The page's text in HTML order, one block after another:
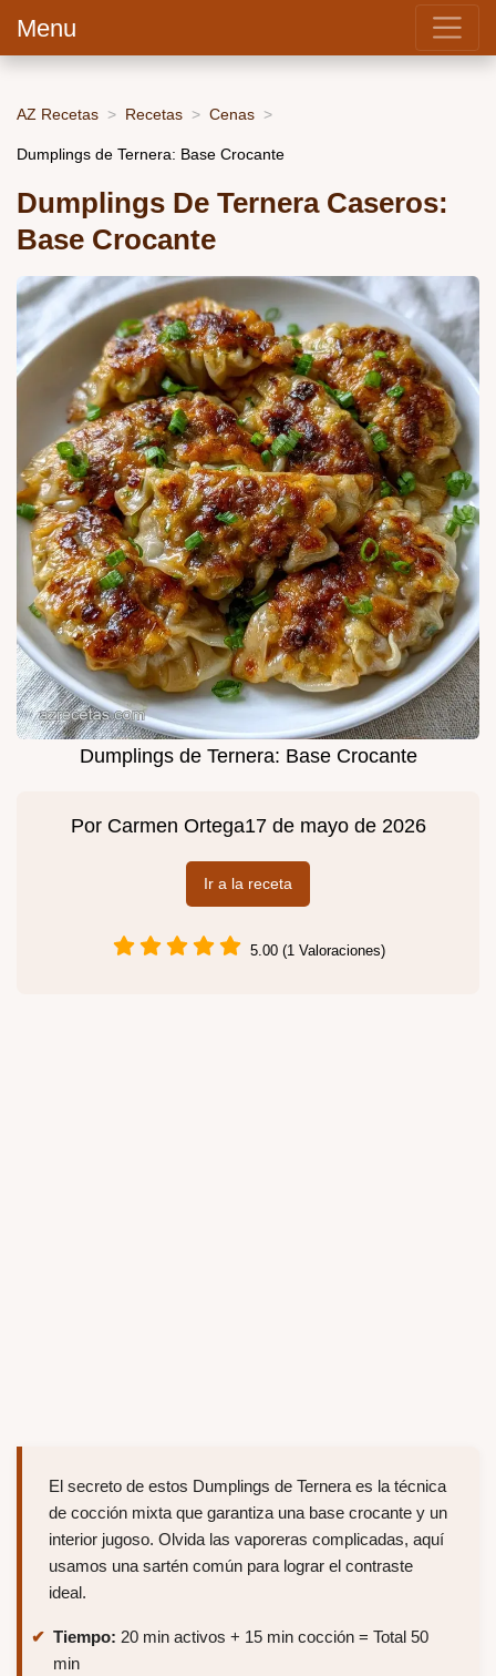
Menu
AZ Recetas Recetas Cenas
Dumplings de Ternera: Base Crocante
Dumplings De Ternera Caseros:
Base Crocante
Dumplings de Ternera: Base Crocante
Por Carmen Ortega17 de mayo de 2026
Ir a la receta
5.00 (1 Valoraciones)
El secreto de estos Dumplings de Ternera es la técnica
de cocción mixta que garantiza una base crocante y un
interior jugoso. Olvida las vaporeras complicadas, aquí
usamos una sartén común para lograr el contraste
ideal.
Tiempo: 20 min activos + 15 min cocción = Total 50
min